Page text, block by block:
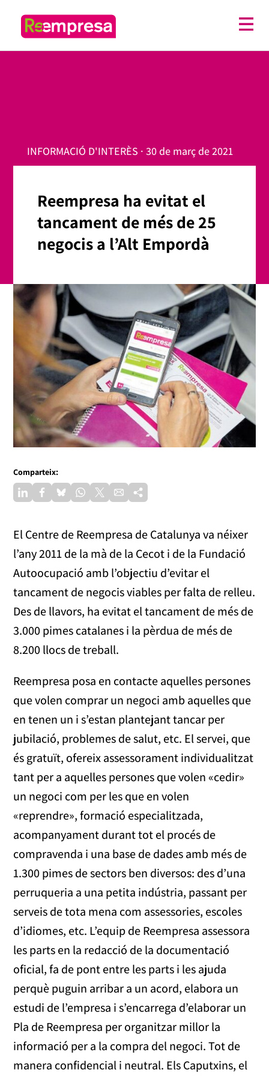
INFORMACIÓ D'INTERÈS · 30 de març de 2021
Reempresa ha evitat el
tancament de més de 25
negocis a l’Alt Empordà
Comparteix:
El Centre de Reempresa de Catalunya va néixer
l’any 2011 de la mà de la Cecot i de la Fundació
Autoocupació amb l’objectiu d’evitar el
tancament de negocis viables per falta de relleu.
Des de llavors, ha evitat el tancament de més de
3.000 pimes catalanes i la pèrdua de més de
8.200 llocs de treball.
Reempresa posa en contacte aquelles persones
que volen comprar un negoci amb aquelles que
en tenen un i s’estan plantejant tancar per
jubilació, problemes de salut, etc. El servei, que
és gratuït, ofereix assessorament individualitzat
tant per a aquelles persones que volen «cedir»
un negoci com per les que en volen
«reprendre», formació especialitzada,
acompanyament durant tot el procés de
compravenda i una base de dades amb més de
1.300 pimes de sectors ben diversos: des d’una
perruqueria a una petita indústria, passant per
serveis de tota mena com assessories, escoles
d’idiomes, etc. L’equip de Reempresa assessora
les parts en la redacció de la documentació
oficial, fa de pont entre les parts i les ajuda
perquè puguin arribar a un acord, elabora un
estudi de l’empresa i s’encarrega d’elaborar un
Pla de Reempresa per organitzar millor la
informació per a la compra del negoci. Tot de
manera confidencial i neutral. Els Caputxins, el